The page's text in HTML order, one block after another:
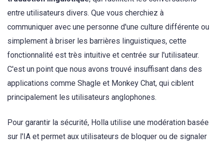
entre utilisateurs divers. Que vous cherchiez à
communiquer avec une personne d'une culture différente ou
simplement à briser les barrières linguistiques, cette
fonctionnalité est très intuitive et centrée sur l'utilisateur.
C'est un point que nous avons trouvé insuffisant dans des
applications comme Shagle et Monkey Chat, qui ciblent
principalement les utilisateurs anglophones.
Pour garantir la sécurité, Holla utilise une modération basée
sur l'IA et permet aux utilisateurs de bloquer ou de signaler